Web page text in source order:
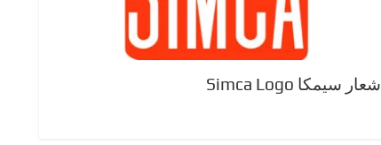
شعار سيمكا Simca Logo